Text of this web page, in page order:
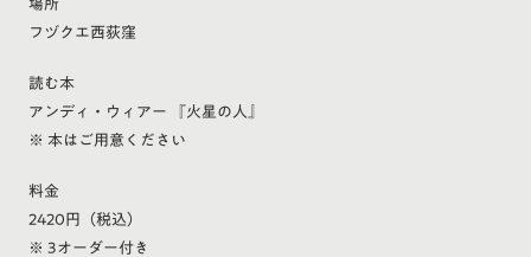
場所
フヅクエ西荻窪
読む本
アンディ・ウィアー 『火星の人』
※ 本はご用意ください
料金
2420円（税込）
※ 3オーダー付き